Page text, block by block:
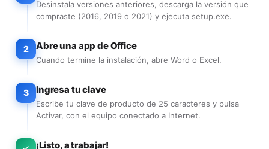
Desinstala versiones anteriores, descarga la versión que
compraste (2016, 2019 o 2021) y ejecuta setup.exe.
2 Abre una app de Office
Cuando termine la instalación, abre Word o Excel.
3 Ingresa tu clave
Escribe tu clave de producto de 25 caracteres y pulsa
Activar, con el equipo conectado a Internet.
¡Listo, a trabajar!